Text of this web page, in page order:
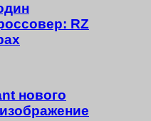
RZ
нового